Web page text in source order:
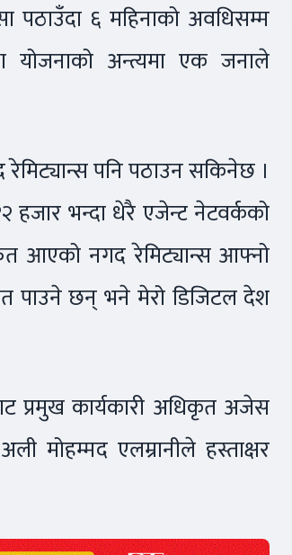
६ महिनाको अवधिसम्म
योजनाको अन्त्यमा एक जनाले
पनि पठाउन सकिनेछ ।
भन्दा धेरै एजेन्ट नेटवर्कको
आएको नगद रेमिट्यान्स आफ्नो
पाउने छन् भने मेरो डिजिटल देश
प्रमुख कार्यकारी अधिकृत अजेस
मोहम्मद एलम्रानीले हस्ताक्षर